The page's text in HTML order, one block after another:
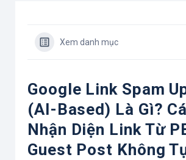
Xem danh mục
Google Link Spam
(AI-Based) Là Gì?
Nhận Diện Link Từ
Guest Post Không